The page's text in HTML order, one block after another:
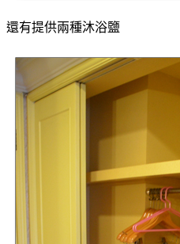
還有提供兩種沐浴鹽